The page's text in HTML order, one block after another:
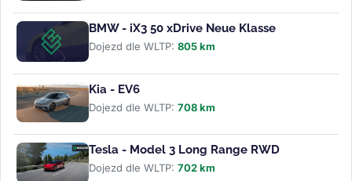
BMW - iX3 50 xDrive Neue Klasse
Dojezd dle WLTP: 805 km
Kia - EV6
Dojezd dle WLTP: 708 km
Tesla - Model 3 Long Range RWD
Dojezd dle WLTP: 702 km